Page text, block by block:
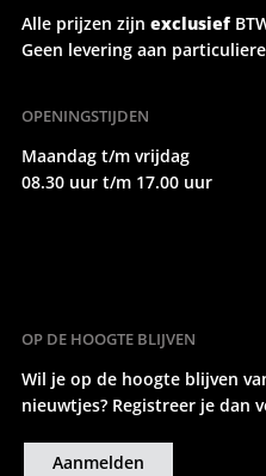
Alle prijzen zijn exclusief
Geen levering aan
OPENINGSTIJDEN
Maandag t/m vrijdag
08.30 uur t/m 17.00 uur
OP DE HOOGTE BLIJVEN
Wil je op de hoogte blijven
nieuwtjes? Registreer je dan
Aanmelden